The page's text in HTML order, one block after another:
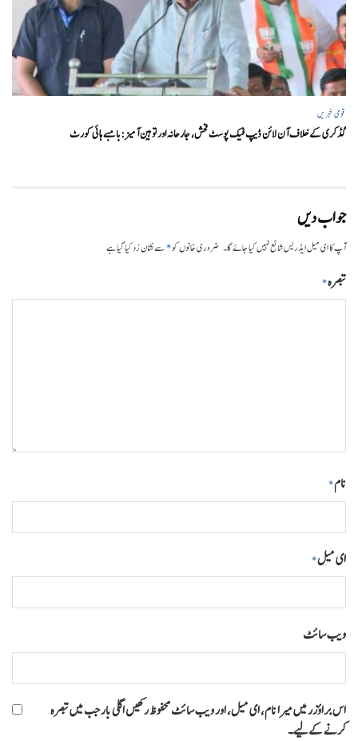
قومی خبریں
گڈکری کے خلاف آن لائن ڈیپ فیک پوسٹ فحش، جارحانہ اور توہین آمیز:بامبے ہائی کورٹ
جواب دیں
آپ کا ای میل ایڈریس شائع نہیں کیا جائے گا۔ ضروری خانوں کو*سے نشان زد کیا گیا ہے
تبصرہ*
نام*
ای میل*
ویب‌ سائٹ
اس براؤزر میں میرا نام، ای میل، اور ویب سائٹ محفوظ رکھیں اگلی بار جب میں تبصرہ
کرنے کےلیے۔